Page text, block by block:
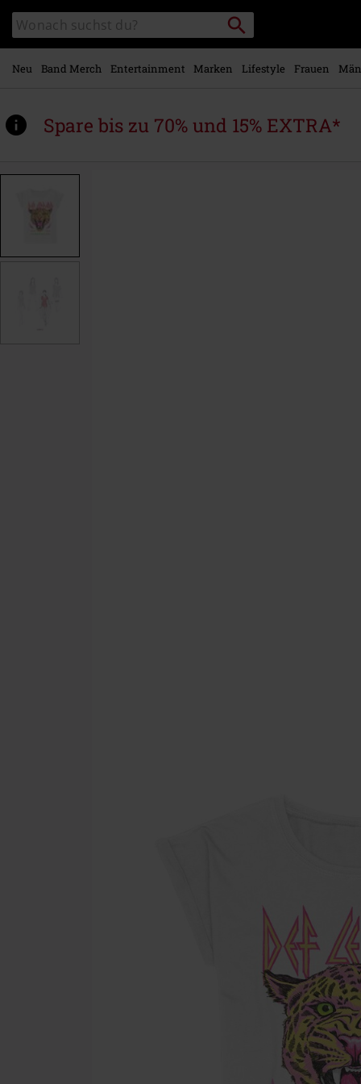
Hauptinhalt
springen
Katalog
durchsuchen
Packstation
suchen
Neu Band Merch Entertainment Marken Lifestyle Frauen
Spare bis zu 70% und 15% EXTRA*
www.emp.at/p/adrenalize-
579442.html